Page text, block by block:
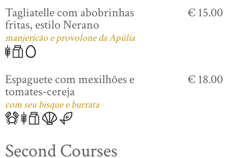
Tagliatelle com abobrinhas
fritas, estilo Nerano
manjericão e provolone da Apúlia
€ 15.00
Espaguete com mexilhões e
tomates-cereja
com seu bisque e burrata
€ 18.00
Second Courses